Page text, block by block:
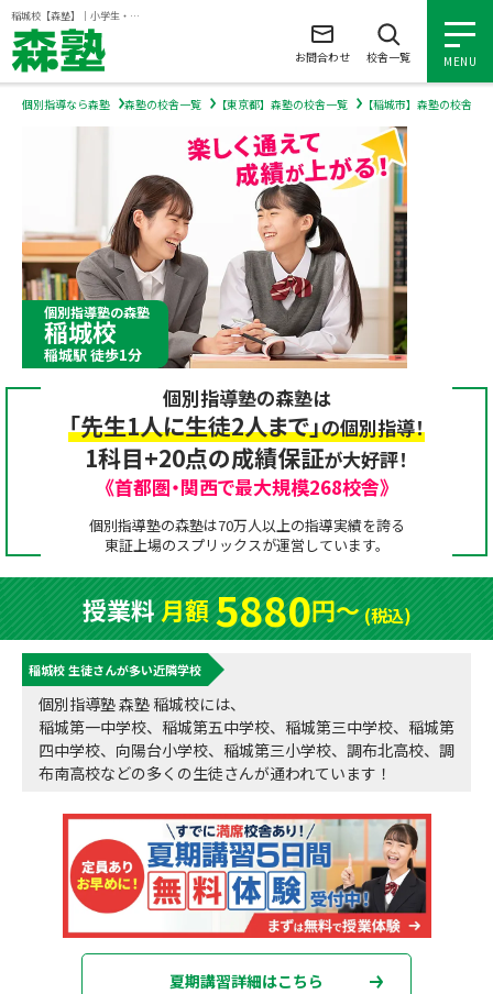
稲城校【森塾】｜小学生・中学生・高校生の個別指導塾・学習塾
MENU
小学生の個別指導
中学生の個別指導
高校生の個別指導
森塾を知る
森塾を知る トップ
森塾の想い
成績アップをかなえる！森塾メソッド
森塾の授業料について
子と親のお悩み別！なぜ？どうして？森塾！
数字でなるほど！森塾
動画でわかる！森塾
入塾について
入塾について トップ
塾の選び方
入塾までの流れ
無料体験授業について
森塾のお得なキャンペーン・割引制度
よくあるご質問
お電話はこちら
0120-602-607
授業料等お問合わせはこちら
校舎一覧
お問合わせ 校舎一覧
個別指導なら森塾 森塾の校舎一覧 【東京都】森塾の校舎一覧 【稲城市】森塾の校舎一覧
個別指導塾の森塾
稲城校
稲城駅 徒歩1分
個別指導塾の森塾は
「先生1人に生徒2人まで」の個別指導！
1科目+20点の成績保証が大好評！
《首都圏・関西で最大規模268校舎》
個別指導塾の森塾は70万人以上の指導実績を誇る
東証上場のスプリックスが運営しています。
授業料月額5880円〜(税込)
稲城校 生徒さんが多い近隣学校
個別指導塾 森塾 稲城校には、
稲城第一中学校、稲城第五中学校、稲城第三中学校、稲城第
四中学校、向陽台小学校、稲城第三小学校、調布北高校、調
布南高校などの多くの生徒さんが通われています！
夏期講習詳細はこちら